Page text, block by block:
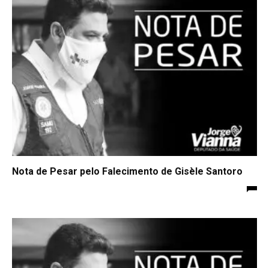
Nota de Pesar pelo Falecimento de Gisèle Santoro